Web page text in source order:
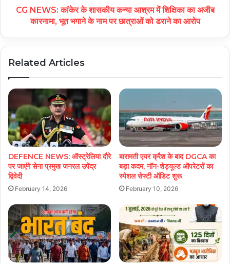
CG NEWS: कांकेर के शासकीय कन्या आश्रम में शिक्षिका का अजीब
कारनामा, भूत भगाने के नाम पर छात्राओं को डराने का आरोप
Related Articles
DEFENCE NEWS: ऑस्ट्रेलिया दौरे
पर जाएंगे सेना प्रमुख जनरल उपेंद्र
द्विवेदी
February 14, 2026
बारामती एयर क्रैश के बाद DGCA का
बड़ा कदम, नॉन-शेड्यूल्ड ऑपरेटरों का
स्पेशल सेफ्टी ऑडिट शुरू
February 10, 2026